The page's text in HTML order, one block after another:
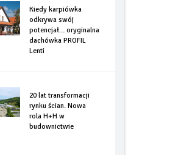
Kiedy karpiówka
odkrywa swój
potencjał… oryginalna
dachówka PROFIL
Lenti
20 lat transformacji
rynku ścian. Nowa
rola H+H w
budownictwie